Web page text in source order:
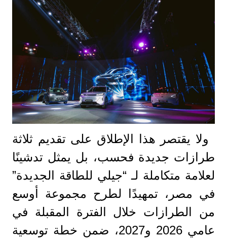
ولا يقتصر هذا الإطلاق على تقديم ثلاثة
طرازات جديدة فحسب، بل يمثل تدشينًا
لعلامة متكاملة لـ “جيلي للطاقة الجديدة”
في مصر، تمهيدًا لطرح مجموعة أوسع
من الطرازات خلال الفترة المقبلة في
عامي 2026 و2027، ضمن خطة توسعية